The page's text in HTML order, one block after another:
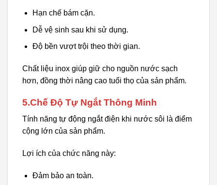
Hạn chế bám cặn.
Dễ vệ sinh sau khi sử dụng.
Độ bền vượt trội theo thời gian.
Chất liệu inox giúp giữ cho nguồn nước sạch
hơn, đồng thời nâng cao tuổi thọ của sản phẩm.
5.Chế Độ Tự Ngắt Thông Minh
Tính năng tự động ngắt điện khi nước sôi là điểm
cộng lớn của sản phẩm.
Lợi ích của chức năng này:
Đảm bảo an toàn.